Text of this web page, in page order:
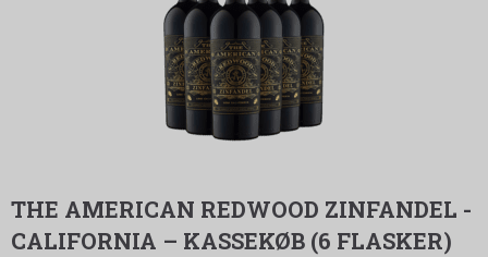
THE AMERICAN REDWOOD ZINFANDEL -
CALIFORNIA – KASSEKØB (6 FLASKER)